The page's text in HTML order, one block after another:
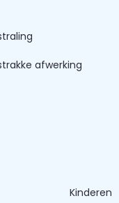
afwerking
Kinderen